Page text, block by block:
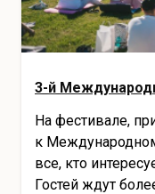
3-й
На фестивале,
к
все, кто
Гостей ждут